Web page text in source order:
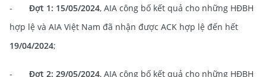
- Đợt 1: 15/05/2024, AIA công bố kết quả cho những HĐBH
hợp lệ và AIA Việt Nam đã nhận được ACK hợp lệ đến hết
19/04/2024;
- Đợt 2: 29/05/2024, AIA công bố kết quả cho những HĐBH